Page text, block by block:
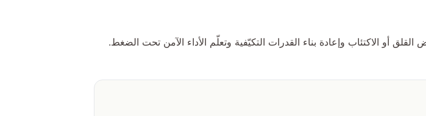
أو الاكتئاب وإعادة بناء القدرات التكيّفية وتعلّم الأداء الآمن تحت الضغط.